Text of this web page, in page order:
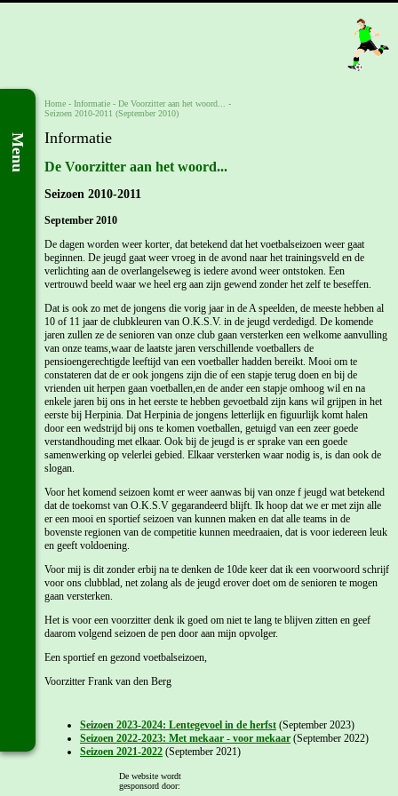
Menu
Home - Informatie - De Voorzitter aan het woord... -
Seizoen 2010-2011 (September 2010)
Informatie
De Voorzitter aan het woord...
Seizoen 2010-2011
September 2010
De dagen worden weer korter, dat betekend dat het voetbalseizoen weer gaat
beginnen. De jeugd gaat weer vroeg in de avond naar het trainingsveld en de
verlichting aan de overlangelseweg is iedere avond weer ontstoken. Een
vertrouwd beeld waar we heel erg aan zijn gewend zonder het zelf te beseffen.
Dat is ook zo met de jongens die vorig jaar in de A speelden, de meeste hebben al
10 of 11 jaar de clubkleuren van O.K.S.V. in de jeugd verdedigd. De komende
jaren zullen ze de senioren van onze club gaan versterken een welkome aanvulling
van onze teams,waar de laatste jaren verschillende voetballers de
pensioengerechtigde leeftijd van een voetballer hadden bereikt. Mooi om te
constateren dat de er ook jongens zijn die of een stapje terug doen en bij de
vrienden uit herpen gaan voetballen,en de ander een stapje omhoog wil en na
enkele jaren bij ons in het eerste te hebben gevoetbald zijn kans wil grijpen in het
eerste bij Herpinia. Dat Herpinia de jongens letterlijk en figuurlijk komt halen
door een wedstrijd bij ons te komen voetballen, getuigd van een zeer goede
verstandhouding met elkaar. Ook bij de jeugd is er sprake van een goede
samenwerking op velerlei gebied. Elkaar versterken waar nodig is, is dan ook de
slogan.
Voor het komend seizoen komt er weer aanwas bij van onze f jeugd wat betekend
dat de toekomst van O.K.S.V gegarandeerd blijft. Ik hoop dat we er met zijn alle
er een mooi en sportief seizoen van kunnen maken en dat alle teams in de
bovenste regionen van de competitie kunnen meedraaien, dat is voor iedereen leuk
en geeft voldoening.
Voor mij is dit zonder erbij na te denken de 10de keer dat ik een voorwoord schrijf
voor ons clubblad, net zolang als de jeugd erover doet om de senioren te mogen
gaan versterken.
Het is voor een voorzitter denk ik goed om niet te lang te blijven zitten en geef
daarom volgend seizoen de pen door aan mijn opvolger.
Een sportief en gezond voetbalseizoen,
Voorzitter Frank van den Berg
Seizoen 2023-2024: Lentegevoel in de herfst (September 2023)
Seizoen 2022-2023: Met mekaar - voor mekaar (September 2022)
Seizoen 2021-2022 (September 2021)
Seizoen 2018-2019(Augustus 2018)
Seizoen 2017-2018(Augustus 2017)
De website wordt
gesponsord door: